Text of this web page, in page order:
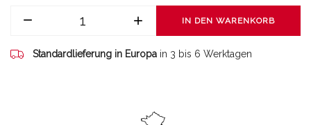
IN DEN WARENKORB
Standardlieferung in Europa in 3 bis 6 Werktagen